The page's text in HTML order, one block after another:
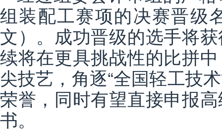
组装配工赛项的决赛晋级
文）。成功晋级的选手将
续将在更具挑战性的比拼
尖技艺，角逐“全国轻工技
荣誉，同时有望直接申报
书。